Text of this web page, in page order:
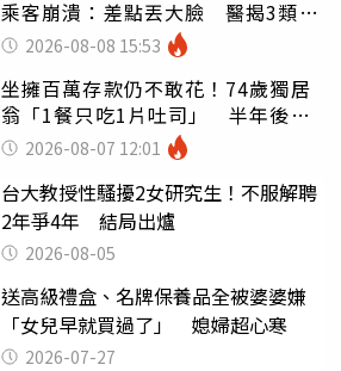
乘客崩潰：差點丟大臉 醫揭3類人
別亂喝
2026-08-08 15:53
坐擁百萬存款仍不敢花！74歲獨居
翁「1餐只吃1片吐司」 半年後暴
瘦嚇壞女兒
2026-08-07 12:01
台大教授性騷擾2女研究生！不服解聘
2年爭4年 結局出爐
2026-08-05
送高級禮盒、名牌保養品全被婆婆嫌
「女兒早就買過了」 媳婦超心寒
2026-07-27